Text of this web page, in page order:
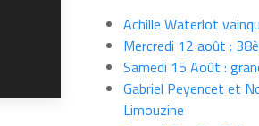
Achille Waterlot
Mercredi 12 août :
Samedi 15 Août :
Gabriel Peyencet et
Limouzine